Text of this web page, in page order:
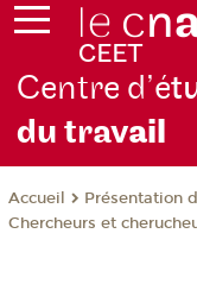
Centre d’é
du travail
Accueil
Présentation
Chercheurs et